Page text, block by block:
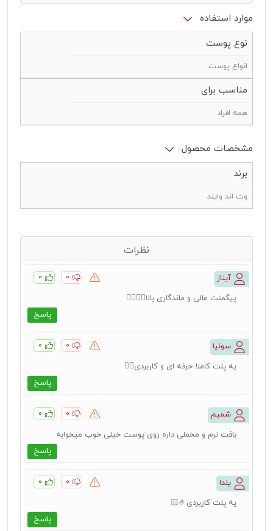
موارد استفاده
نوع پوست
انواع پوست
مناسب برای
همه افراد
مشخصات محصول
برند
وت اند وایلد
نظرات
آیناز ۰ ۰
پاسخ
پیگمنت عالی و ماندگاری بالا👌🏻👌🏻
سونیا ۰ ۰
پاسخ
یه پلت کاملا حرفه ای و کاربردی👌🏻
شمیم ۰ ۰
پاسخ
بافت نرم و مخملی داره روی پوست خیلی خوب میخوابه
یلدا ۰ ۰
پاسخ
یه پلت کاربردی🤌🏻